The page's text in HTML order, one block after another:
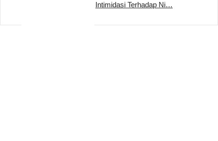
Intimidasi Terhadap Ni…